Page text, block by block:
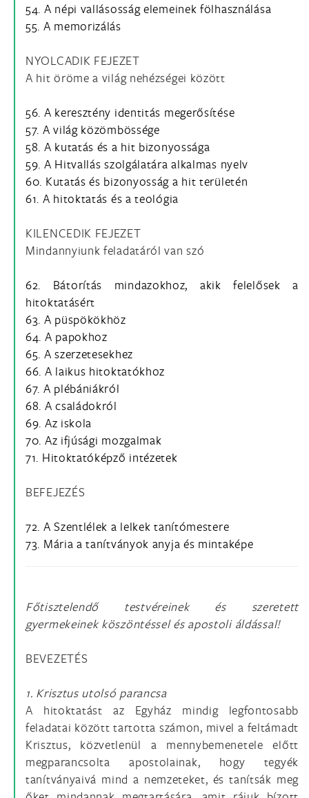
54. A népi vallásosság elemeinek fölhasználása
55. A memorizálás
NYOLCADIK FEJEZET
A hit öröme a világ nehézségei között
56. A keresztény identitás megerősítése
57. A világ közömbössége
58. A kutatás és a hit bizonyossága
59. A Hitvallás szolgálatára alkalmas nyelv
60. Kutatás és bizonyosság a hit területén
61. A hitoktatás és a teológia
KILENCEDIK FEJEZET
Mindannyiunk feladatáról van szó
62. Bátorítás mindazokhoz, akik felelősek a
hitoktatásért
63. A püspökökhöz
64. A papokhoz
65. A szerzetesekhez
66. A laikus hitoktatókhoz
67. A plébániákról
68. A családokról
69. Az iskola
70. Az ifjúsági mozgalmak
71. Hitoktatóképző intézetek
BEFEJEZÉS
72. A Szentlélek a lelkek tanítómestere
73. Mária a tanítványok anyja és mintaképe
Főtisztelendő testvéreinek és szeretett
gyermekeinek köszöntéssel és apostoli áldással!
BEVEZETÉS
1. Krisztus utolsó parancsa
A hitoktatást az Egyház mindig legfontosabb
feladatai között tartotta számon, mivel a feltámadt
Krisztus, közvetlenül a mennybemenetele előtt
megparancsolta apostolainak, hogy tegyék
tanítványaivá mind a nemzeteket, és tanítsák meg